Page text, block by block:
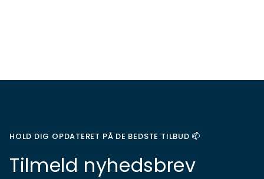
HOLD DIG OPDATERET PÅ DE BEDSTE TILBUD 📫
Tilmeld nyhedsbrev